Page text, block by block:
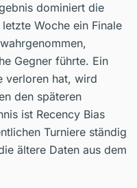
dominiert die
Woche ein Finale
Gegner führte. Ein
verloren hat, wird
den späteren
ist Recency Bias
Turniere ständig
ältere Daten aus dem